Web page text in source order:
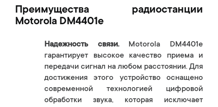
Преимущества радиостанции
Motorola DM4401e
Надежность связи.Motorola DM4401e
гарантирует высокое качество приема и
передачи сигнал на любом расстоянии. Для
достижения этого устройство оснащено
современной технологией цифровой
обработки звука, которая исключает